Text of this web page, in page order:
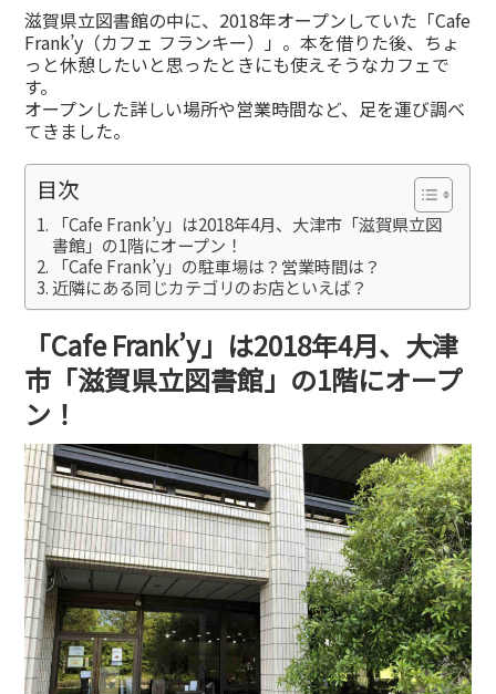
有
滋賀県立図書館の中に、2018年オープンしていた「Cafe
Frank’y（カフェ フランキー）」。本を借りた後、ちょ
っと休憩したいと思ったときにも使えそうなカフェで
す。
オープンした詳しい場所や営業時間など、足を運び調べ
てきました。
目次
「Cafe Frank’y」は2018年4月、大津市「滋賀県立図
書館」の1階にオープン！
「Cafe Frank’y」の駐車場は？営業時間は？
近隣にある同じカテゴリのお店といえば？
「Cafe Frank’y」は2018年4月、大津
市「滋賀県立図書館」の1階にオープ
ン！